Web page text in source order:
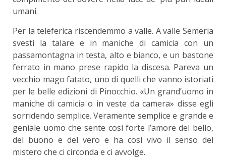
umani.
Per la teleferica riscendemmo a valle. A valle Semeria
svestì la talare e in maniche di camicia con un
passamontagna in testa, alto e bianco, e un bastone
ferrato in mano prese rapido la discesa. Pareva un
vecchio mago fatato, uno di quelli che vanno istoriati
per le belle edizioni di Pinocchio. «Un grand’uomo in
maniche di camicia o in veste da camera» disse egli
sorridendo semplice. Veramente semplice e grande e
geniale uomo che sente così forte l’amore del bello,
del buono e del vero e ha così vivo il senso del
mistero che ci circonda e ci avvolge.